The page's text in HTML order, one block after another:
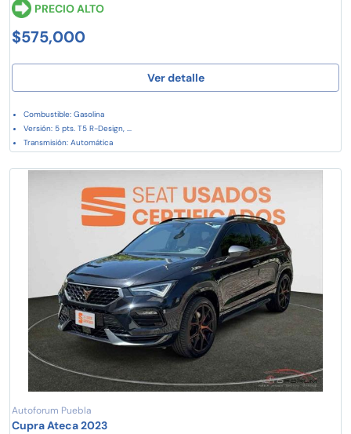
PRECIO ALTO
$575,000
Ver detalle
Combustible: Gasolina
Versión: 5 pts. T5 R-Design, ...
Transmisión: Automática
Autoforum Puebla
Cupra Ateca 2023